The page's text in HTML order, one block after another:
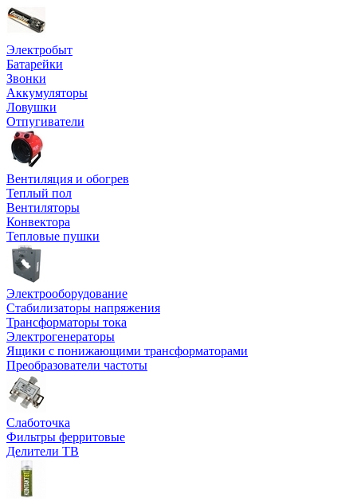
Электробыт
Батарейки
Звонки
Аккумуляторы
Ловушки
Отпугиватели
Вентиляция и обогрев
Теплый пол
Вентиляторы
Конвектора
Тепловые пушки
Электрооборудование
Стабилизаторы напряжения
Трансформаторы тока
Электрогенераторы
Ящики с понижающими трансформаторами
Преобразователи частоты
Слаботочка
Фильтры ферритовые
Делители ТВ